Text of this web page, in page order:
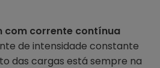
com corrente contínua
de intensidade constante
das cargas está sempre na